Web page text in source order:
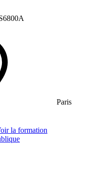
Paris
la formation